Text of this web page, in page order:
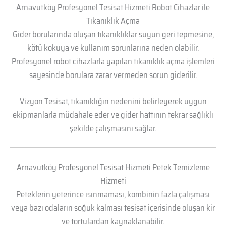
Arnavutköy Profesyonel Tesisat Hizmeti Robot Cihazlar ile
Tıkanıklık Açma
Gider borularında oluşan tıkanıklıklar suyun geri tepmesine,
kötü kokuya ve kullanım sorunlarına neden olabilir.
Profesyonel robot cihazlarla yapılan tıkanıklık açma işlemleri
sayesinde borulara zarar vermeden sorun giderilir.
Vizyon Tesisat, tıkanıklığın nedenini belirleyerek uygun
ekipmanlarla müdahale eder ve gider hattının tekrar sağlıklı
şekilde çalışmasını sağlar.
Arnavutköy Profesyonel Tesisat Hizmeti Petek Temizleme
Hizmeti
Peteklerin yeterince ısınmaması, kombinin fazla çalışması
veya bazı odaların soğuk kalması tesisat içerisinde oluşan kir
ve tortulardan kaynaklanabilir.